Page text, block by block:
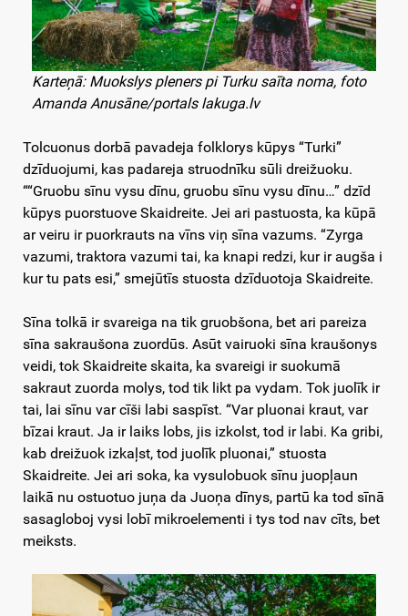
Karteņā: Muokslys pleners pi Turku saīta noma, foto
Amanda Anusāne/portals lakuga.lv
Tolcuonus dorbā pavadeja folklorys kūpys “Turki”
dzīduojumi, kas padareja struodnīku sūli dreižuoku.
““Gruobu sīnu vysu dīnu, gruobu sīnu vysu dīnu…” dzīd
kūpys puorstuove Skaidreite. Jei ari pastuosta, ka kūpā
ar veiru ir puorkrauts na vīns viņ sīna vazums. “Zyrga
vazumi, traktora vazumi tai, ka knapi redzi, kur ir augša i
kur tu pats esi,” smejūtīs stuosta dzīduotoja Skaidreite.
Sīna tolkā ir svareiga na tik gruobšona, bet ari pareiza
sīna sakraušona zuordūs. Asūt vairuoki sīna kraušonys
veidi, tok Skaidreite skaita, ka svareigi ir suokumā
sakraut zuorda molys, tod tik likt pa vydam. Tok juolīk ir
tai, lai sīnu var cīši labi saspīst. “Var pluonai kraut, var
bīzai kraut. Ja ir laiks lobs, jis izkolst, tod ir labi. Ka gribi,
kab dreižuok izkaļst, tod juolīk pluonai,” stuosta
Skaidreite. Jei ari soka, ka vysulobuok sīnu juopļaun
laikā nu ostuotuo juņa da Juoņa dīnys, partū ka tod sīnā
sasagloboj vysi lobī mikroelementi i tys tod nav cīts, bet
meiksts.